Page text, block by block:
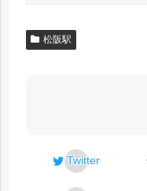
松阪駅
Twitter